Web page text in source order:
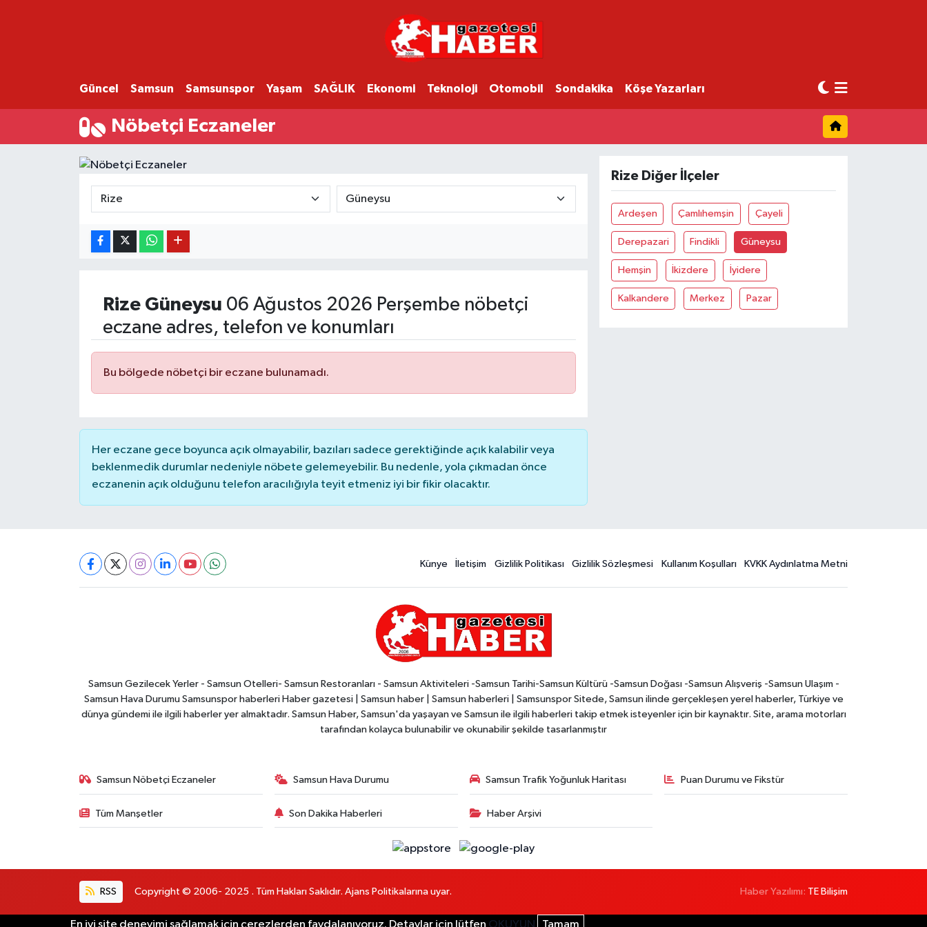
Güncel Samsun Samsunspor Yaşam SAĞLIK Ekonomi Teknoloji Otomobil Sondakika Köşe Yazarları
Nöbetçi Eczaneler
Rize Güneysu 06 Ağustos 2026 Perşembe nöbetçi
eczane adres, telefon ve konumları
Bu bölgede nöbetçi bir eczane bulunamadı.
Her eczane gece boyunca açık olmayabilir, bazıları sadece gerektiğinde açık kalabilir veya
beklenmedik durumlar nedeniyle nöbete gelemeyebilir. Bu nedenle, yola çıkmadan önce
eczanenin açık olduğunu telefon aracılığıyla teyit etmeniz iyi bir fikir olacaktır.
Rize Diğer İlçeler
Ardeşen Çamlıhemşin Çayeli
Derepazari Findikli Güneysu
Hemşin İkizdere İyidere
Kalkandere Merkez Pazar
Künye İletişim Gizlilik Politikası Gizlilik Sözleşmesi Kullanım Koşulları KVKK Aydınlatma Metni
Samsun Gezilecek Yerler - Samsun Otelleri- Samsun Restoranları - Samsun Aktiviteleri -Samsun Tarihi-Samsun Kültürü -Samsun Doğası -Samsun Alışveriş -Samsun Ulaşım -
Samsun Hava Durumu Samsunspor haberleri Haber gazetesi | Samsun haber | Samsun haberleri | Samsunspor Sitede, Samsun ilinde gerçekleşen yerel haberler, Türkiye ve
dünya gündemi ile ilgili haberler yer almaktadır. Samsun Haber, Samsun'da yaşayan ve Samsun ile ilgili haberleri takip etmek isteyenler için bir kaynaktır. Site, arama motorları
tarafından kolayca bulunabilir ve okunabilir şekilde tasarlanmıştır
Samsun Nöbetçi Eczaneler Samsun Hava Durumu Samsun Trafik Yoğunluk Haritası Puan Durumu ve Fikstür
Tüm Manşetler Son Dakika Haberleri Haber Arşivi
RSS Copyright © 2006- 2025 . Tüm Hakları Saklıdır. Ajans Politikalarına uyar. Haber Yazılımı: TE Bilişim
En iyi site deneyimi sağlamak için çerezlerden faydalanıyoruz. Detaylar için lütfen OKUYUN Tamam
SAMSUN
SAMSUNSPOR
EKONOMİ